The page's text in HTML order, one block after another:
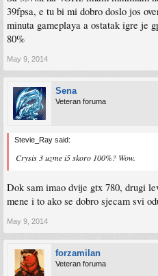
39fpsa, e tu bi mi dobro doslo jos
minuta gameplaya a ostatak igre je
80%
May 9, 2014
Sena
Veteran foruma
Stevie_Ray said:
Crysis 3 uzme i5 skoro 100%? Wow.
Dok sam imao dvije gtx 780, drugi
mene i to ako se dobro sjecam svi
May 9, 2014
forzamilan
Veteran foruma